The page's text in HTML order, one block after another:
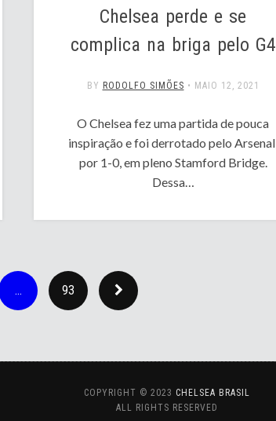
Chelsea perde e se
complica na briga pelo G4
BY RODOLFO SIMÕES • MAIO 12, 2021
O Chelsea fez uma partida de pouca
inspiração e foi derrotado pelo Arsenal,
por 1-0, em pleno Stamford Bridge.
Dessa…
… 93
COPYRIGHT © 2023 CHELSEA BRASIL
ALL RIGHTS RESERVED